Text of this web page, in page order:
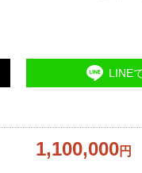
LINE
1,100,000円